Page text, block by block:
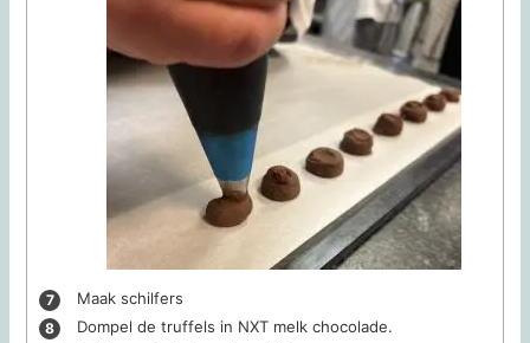
Maak schilfers
Dompel de truffels in NXT melk chocolade.